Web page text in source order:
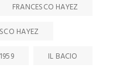
FRANCESCO HAYEZ
HAYEZ
IL BACIO